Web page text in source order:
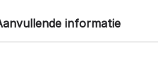
informatie